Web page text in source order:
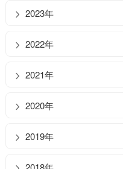
2023年
2022年
2021年
2020年
2019年